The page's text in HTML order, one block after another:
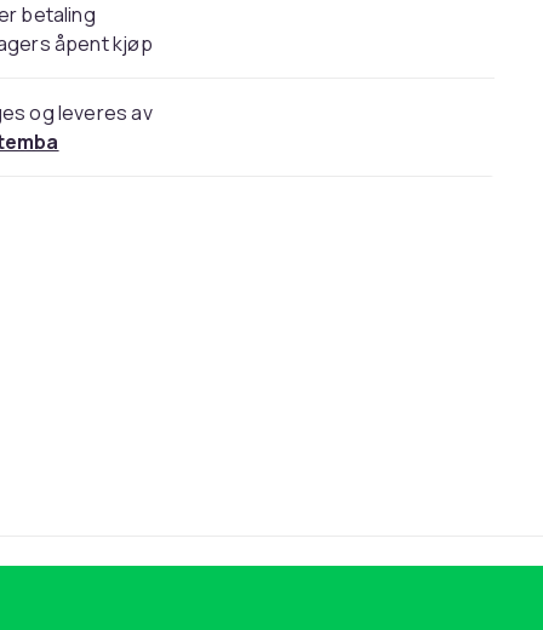
betaling
åpent kjøp
og leveres av